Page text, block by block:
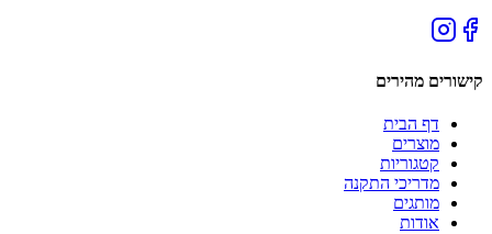
קישורים מהירים
דף הבית
מוצרים
קטגוריות
מדריכי התקנה
מותגים
אודות